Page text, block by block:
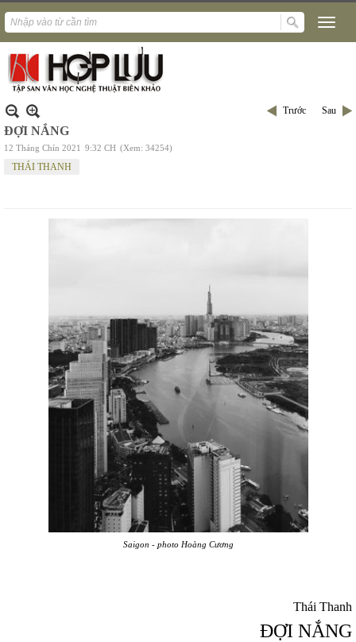
Trước Sau
ĐỢI NẮNG
12 Tháng Chín 2021 9:32 CH (Xem: 34254)
THÁI THANH
Saigon - photo Hoàng Cương
Thái Thanh
ĐỢI NẮNG